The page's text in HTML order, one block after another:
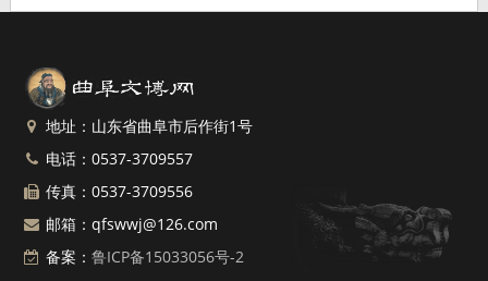
地址：山东省曲阜市后作街1号
电话：0537-3709557
传真：0537-3709556
邮箱：qfswwj@126.com
备案： 鲁ICP备15033056号-2